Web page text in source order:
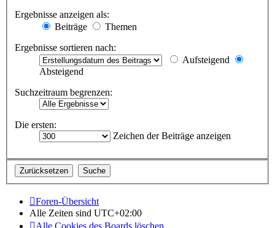
Ergebnisse anzeigen als:
Beiträge
Themen
Ergebnisse sortieren nach:
Aufsteigend
Absteigend
Suchzeitraum begrenzen:
Die ersten:
Zeichen der Beiträge anzeigen
Foren-Übersicht
Alle Zeiten sind UTC+02:00
Alle Cookies des Boards löschen